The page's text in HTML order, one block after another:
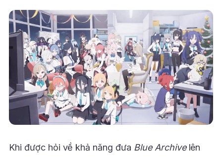
Khi được hỏi về khả năng đưa Blue Archivelên